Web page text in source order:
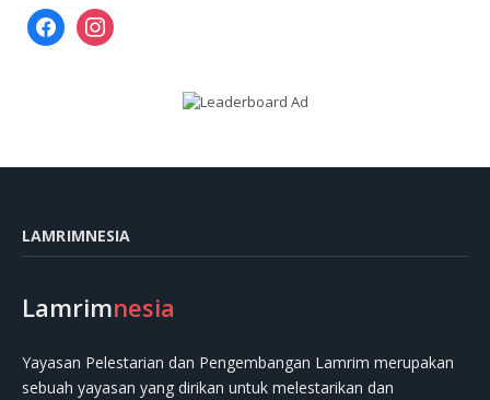
facebookinstagram
LAMRIMNESIA
Lamrimnesia
Yayasan Pelestarian dan Pengembangan Lamrim merupakan
sebuah yayasan yang dirikan untuk melestarikan dan